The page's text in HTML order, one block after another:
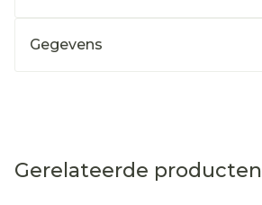
Gegevens
Gerelateerde producten